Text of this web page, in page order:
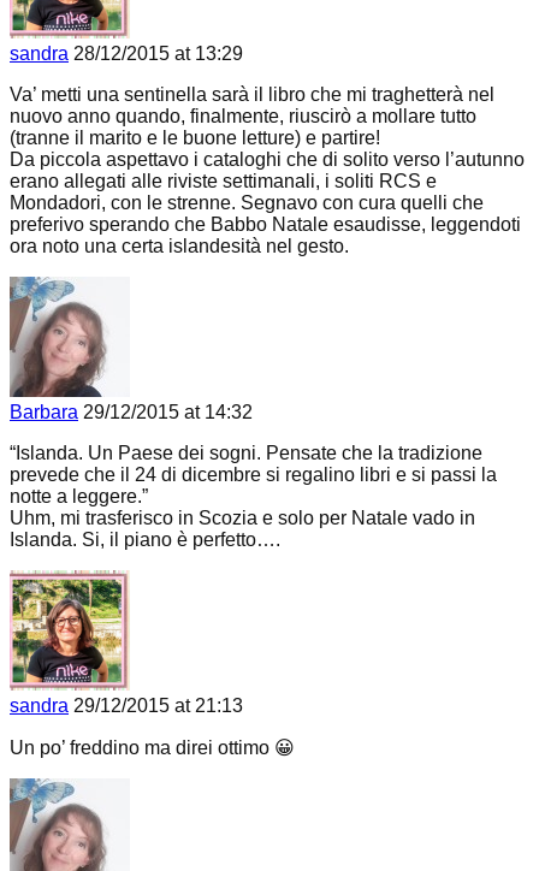
sandra 28/12/2015 at 13:29
Va’ metti una sentinella sarà il libro che mi traghetterà nel
nuovo anno quando, finalmente, riuscirò a mollare tutto
(tranne il marito e le buone letture) e partire!
Da piccola aspettavo i cataloghi che di solito verso l’autunno
erano allegati alle riviste settimanali, i soliti RCS e
Mondadori, con le strenne. Segnavo con cura quelli che
preferivo sperando che Babbo Natale esaudisse, leggendoti
ora noto una certa islandesità nel gesto.
Barbara 29/12/2015 at 14:32
“Islanda. Un Paese dei sogni. Pensate che la tradizione
prevede che il 24 di dicembre si regalino libri e si passi la
notte a leggere.”
Uhm, mi trasferisco in Scozia e solo per Natale vado in
Islanda. Si, il piano è perfetto….
sandra 29/12/2015 at 21:13
Un po’ freddino ma direi ottimo 😀